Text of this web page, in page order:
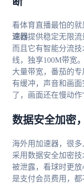
看体育直播最怕的就
速器提供稳定无限流
而且它有智能分流
线，独享100M带宽
大量带宽，番茄的
有缓冲，声音和画
了，画面还在慢动作
数据安全加密
海外用加速器，很多
采用数据安全加密
被泄露，看球时更
是支付会员费用，都